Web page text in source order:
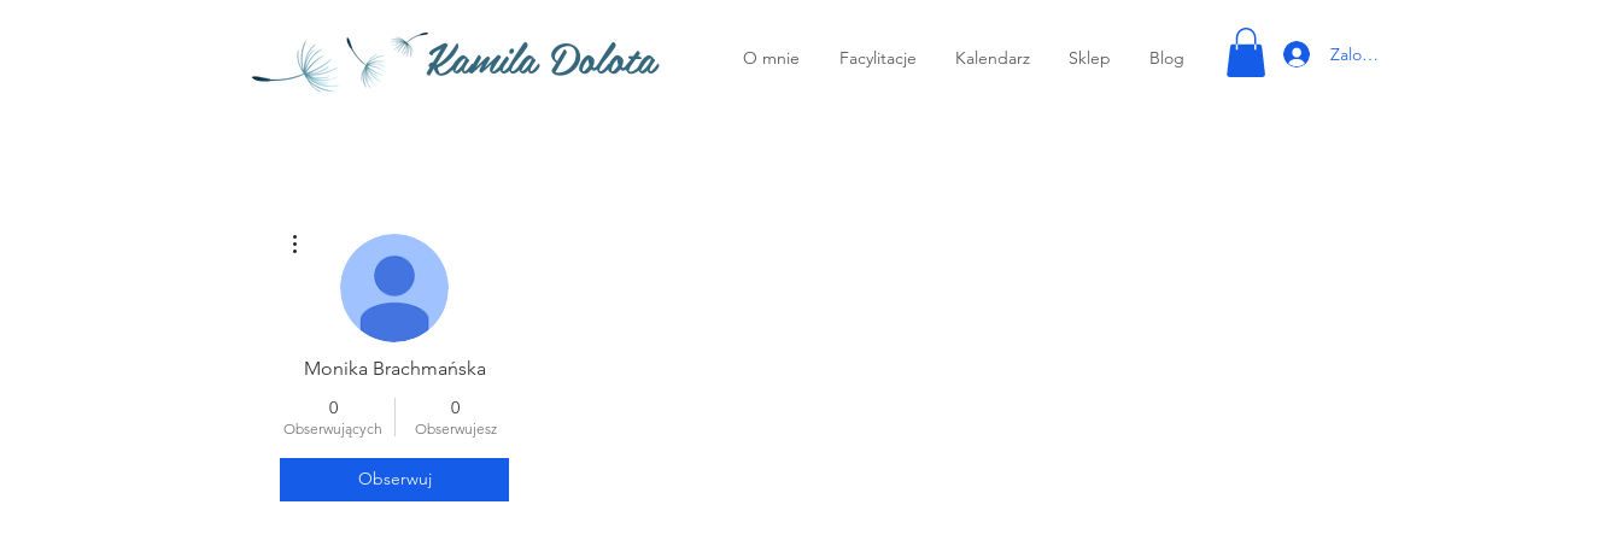
Kamila Dolota O mnie Facylitacje Kalendarz Sklep Blog Zaloguj się
Monika Brachmańska
0
Obserwujących
0
Obserwujesz
Obserwuj